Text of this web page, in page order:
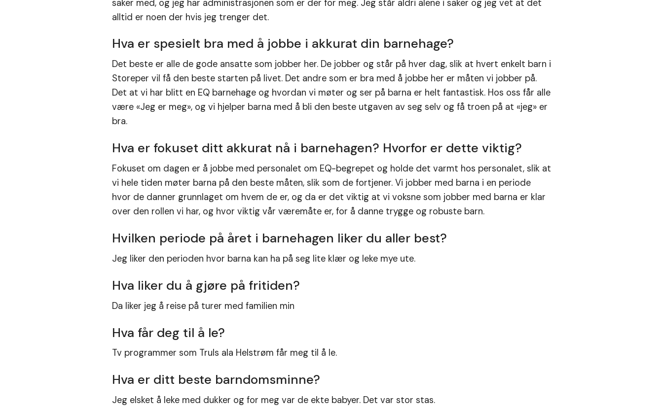
saker med, og jeg har administrasjonen som er der for meg. Jeg står aldri alene i saker og jeg vet at det
alltid er noen der hvis jeg trenger det.
Hva er spesielt bra med å jobbe i akkurat din barnehage?
Det beste er alle de gode ansatte som jobber her. De jobber og står på hver dag, slik at hvert enkelt barn i
Storeper vil få den beste starten på livet. Det andre som er bra med å jobbe her er måten vi jobber på.
Det at vi har blitt en EQ barnehage og hvordan vi møter og ser på barna er helt fantastisk. Hos oss får alle
være «Jeg er meg», og vi hjelper barna med å bli den beste utgaven av seg selv og få troen på at «jeg» er
bra.
Hva er fokuset ditt akkurat nå i barnehagen? Hvorfor er dette viktig?
Fokuset om dagen er å jobbe med personalet om EQ-begrepet og holde det varmt hos personalet, slik at
vi hele tiden møter barna på den beste måten, slik som de fortjener. Vi jobber med barna i en periode
hvor de danner grunnlaget om hvem de er, og da er det viktig at vi voksne som jobber med barna er klar
over den rollen vi har, og hvor viktig vår væremåte er, for å danne trygge og robuste barn.
Hvilken periode på året i barnehagen liker du aller best?
Jeg liker den perioden hvor barna kan ha på seg lite klær og leke mye ute.
Hva liker du å gjøre på fritiden?
Da liker jeg å reise på turer med familien min
Hva får deg til å le?
Tv programmer som Truls ala Helstrøm får meg til å le.
Hva er ditt beste barndomsminne?
Jeg elsket å leke med dukker og for meg var de ekte babyer. Det var stor stas.